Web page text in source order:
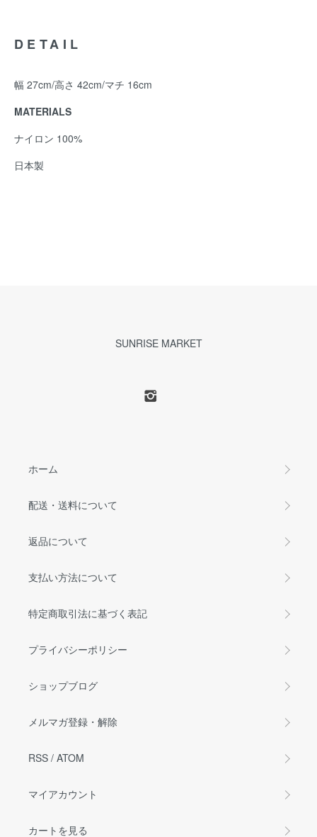
DETAIL
幅 27cm/高さ 42cm/マチ 16cm
MATERIALS
ナイロン 100%
日本製
SUNRISE MARKET
ホーム
配送・送料について
返品について
支払い方法について
特定商取引法に基づく表記
プライバシーポリシー
ショップブログ
メルマガ登録・解除
RSS / ATOM
マイアカウント
カートを見る